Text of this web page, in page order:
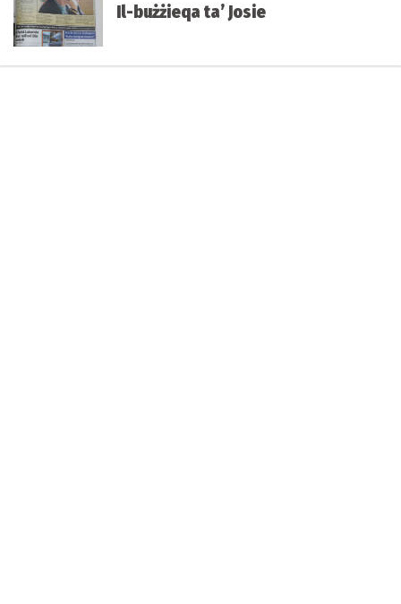
Il-bużżieqa ta’ Josie